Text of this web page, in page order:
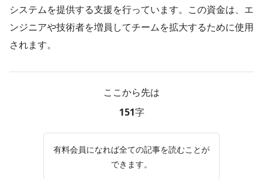
システムを提供する支援を行っています。この資金は、エ
ンジニアや技術者を増員してチームを拡大するために使用
されます。
ここから先は
151字
有料会員になれば全ての記事を読むことが
できます。